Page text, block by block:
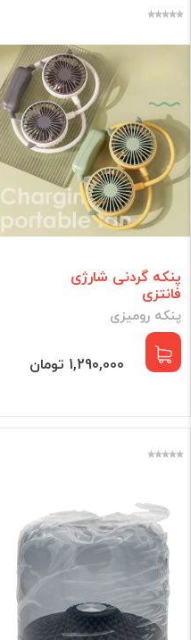
پنکه گردنی شارژی
فانتزی
پنکه رومیزی
1,290,000 تومان